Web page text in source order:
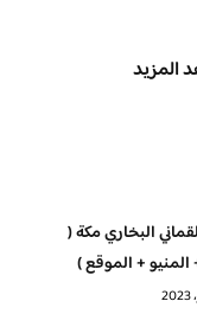
المزيد
البخاري مكة (
المنيو + الموقع )